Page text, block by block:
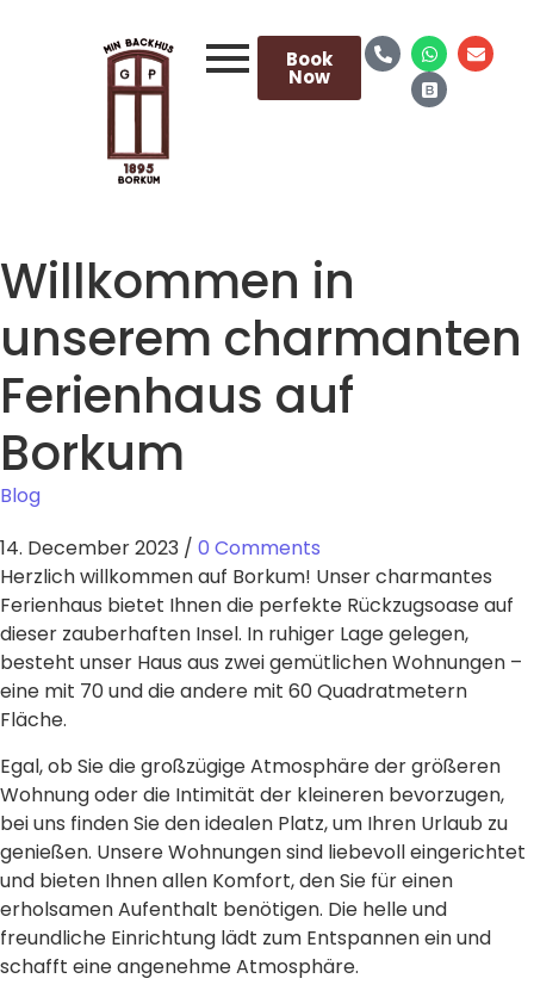
Book
Now
Willkommen in
unserem charmanten
Ferienhaus auf
Borkum
Blog
14. December 2023 / 0 Comments
Herzlich willkommen auf Borkum! Unser charmantes
Ferienhaus bietet Ihnen die perfekte Rückzugsoase auf
dieser zauberhaften Insel. In ruhiger Lage gelegen,
besteht unser Haus aus zwei gemütlichen Wohnungen –
eine mit 70 und die andere mit 60 Quadratmetern
Fläche.
Egal, ob Sie die großzügige Atmosphäre der größeren
Wohnung oder die Intimität der kleineren bevorzugen,
bei uns finden Sie den idealen Platz, um Ihren Urlaub zu
genießen. Unsere Wohnungen sind liebevoll eingerichtet
und bieten Ihnen allen Komfort, den Sie für einen
erholsamen Aufenthalt benötigen. Die helle und
freundliche Einrichtung lädt zum Entspannen ein und
schafft eine angenehme Atmosphäre.